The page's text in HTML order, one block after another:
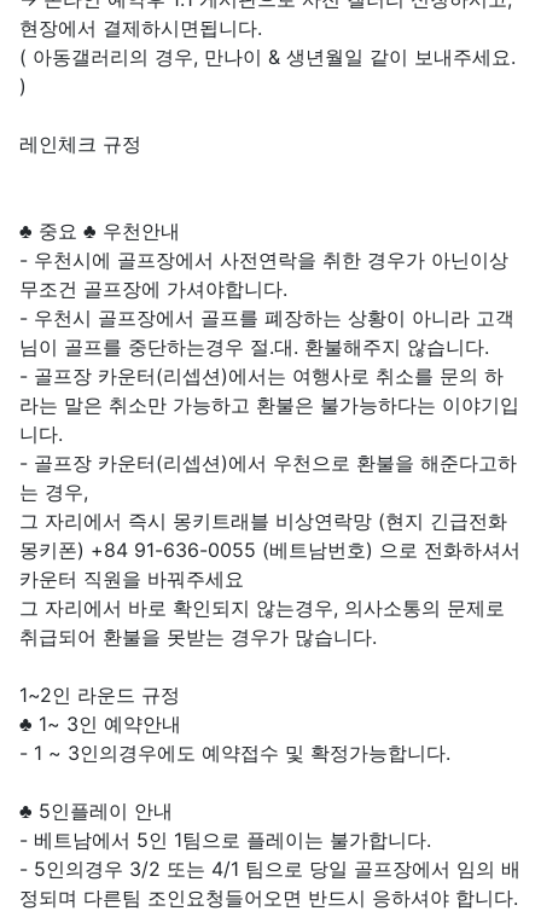
현장에서 결제하시면됩니다.
( 아동갤러리의 경우, 만나이 & 생년월일 같이 보내주세요.
)
레인체크 규정
♣ 중요 ♣ 우천안내
- 우천시에 골프장에서 사전연락을 취한 경우가 아닌이상
무조건 골프장에 가셔야합니다.
- 우천시 골프장에서 골프를 폐장하는 상황이 아니라 고객
님이 골프를 중단하는경우 절.대. 환불해주지 않습니다.
- 골프장 카운터(리셉션)에서는 여행사로 취소를 문의 하
라는 말은 취소만 가능하고 환불은 불가능하다는 이야기입
니다.
- 골프장 카운터(리셉션)에서 우천으로 환불을 해준다고하
는 경우,
그 자리에서 즉시 몽키트래블 비상연락망 (현지 긴급전화
몽키폰) +84 91-636-0055 (베트남번호) 으로 전화하셔서
카운터 직원을 바꿔주세요
그 자리에서 바로 확인되지 않는경우, 의사소통의 문제로
취급되어 환불을 못받는 경우가 많습니다.
1~2인 라운드 규정
♣ 1~ 3인 예약안내
- 1 ~ 3인의경우에도 예약접수 및 확정가능합니다.
♣ 5인플레이 안내
- 베트남에서 5인 1팀으로 플레이는 불가합니다.
- 5인의경우 3/2 또는 4/1 팀으로 당일 골프장에서 임의 배
정되며 다른팀 조인요청들어오면 반드시 응하셔야 합니다.